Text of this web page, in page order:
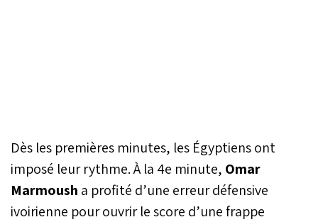
Dès les premières minutes, les Égyptiens ont
imposé leur rythme. À la 4e minute, Omar
Marmoush a profité d’une erreur défensive
ivoirienne pour ouvrir le score d’une frappe